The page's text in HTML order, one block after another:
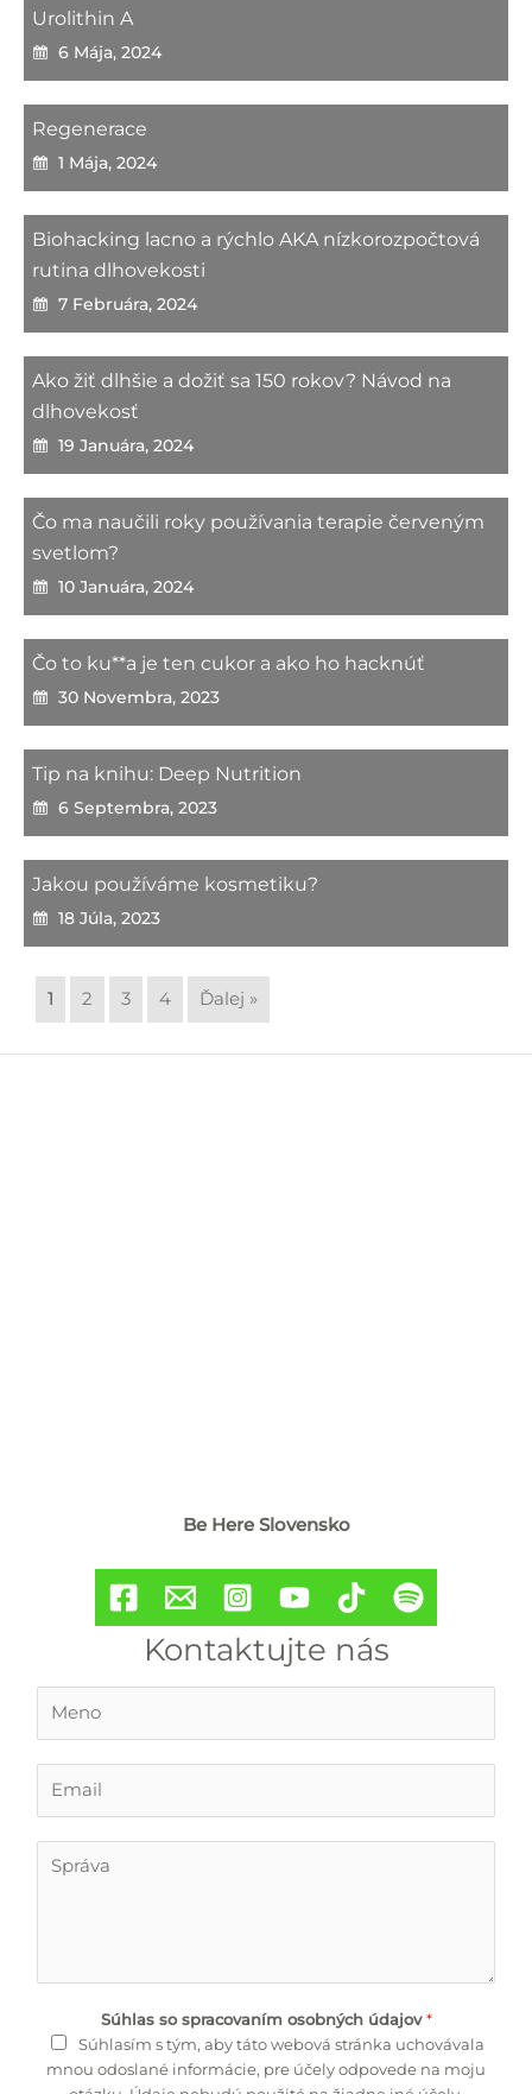
Urolithin A
6 Mája, 2024
Regenerace
1 Mája, 2024
Biohacking lacno a rýchlo AKA nízkorozpočtová
rutina dlhovekosti
7 Februára, 2024
Ako žiť dlhšie a dožiť sa 150 rokov? Návod na
dlhovekosť
19 Januára, 2024
Čo ma naučili roky používania terapie červeným
svetlom?
10 Januára, 2024
Čo to ku**a je ten cukor a ako ho hacknúť
30 Novembra, 2023
Tip na knihu: Deep Nutrition
6 Septembra, 2023
Jakou používáme kosmetiku?
18 Júla, 2023
1 2 3 4 Ďalej »
Be Here Slovensko
Kontaktujte nás
Súhlas so spracovaním osobných údajov *
Súhlasím s tým, aby táto webová stránka uchovávala
mnou odoslané informácie, pre účely odpovede na moju